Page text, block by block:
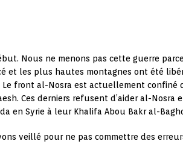
Nous ne menons pas cette guerre
et les plus hautes montagnes ont été
front al-Nosra est actuellement confiné
Ces derniers refusent d’aider al-Nosra
en Syrie à leur Khalifa Abou Bakr al-
veillé pour ne pas commettre des